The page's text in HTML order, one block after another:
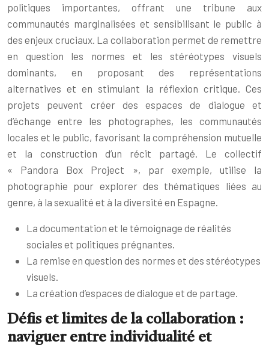
politiques importantes, offrant une tribune aux
communautés marginalisées et sensibilisant le public à
des enjeux cruciaux. La collaboration permet de remettre
en question les normes et les stéréotypes visuels
dominants, en proposant des représentations
alternatives et en stimulant la réflexion critique. Ces
projets peuvent créer des espaces de dialogue et
d’échange entre les photographes, les communautés
locales et le public, favorisant la compréhension mutuelle
et la construction d’un récit partagé. Le collectif
« Pandora Box Project », par exemple, utilise la
photographie pour explorer des thématiques liées au
genre, à la sexualité et à la diversité en Espagne.
La documentation et le témoignage de réalités
sociales et politiques prégnantes.
La remise en question des normes et des stéréotypes
visuels.
La création d’espaces de dialogue et de partage.
Défis et limites de la collaboration :
naviguer entre individualité et